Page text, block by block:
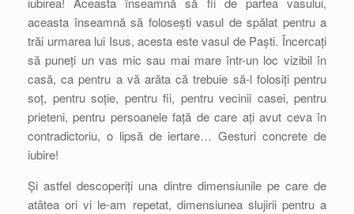
aceasta înseamnă să folosești vasul de spălat pentru a
trăi urmarea lui Isus, acesta este vasul de Paști. Încercați
să puneți un vas mic sau mai mare într-un loc vizibil în
casă, ca pentru a vă arăta că trebuie să-l folosiți pentru
soț, pentru soție, pentru fii, pentru vecinii casei, pentru
prieteni, pentru persoanele față de care ați avut ceva în
contradictoriu, o lipsă de iertare… Gesturi concrete de
iubire!
Și astfel descoperiți una dintre dimensiunile pe care de
atâtea ori vi le-am repetat, dimensiunea slujirii pentru a